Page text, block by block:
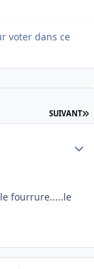
voter dans ce
SUIVANT
fourrure.....le